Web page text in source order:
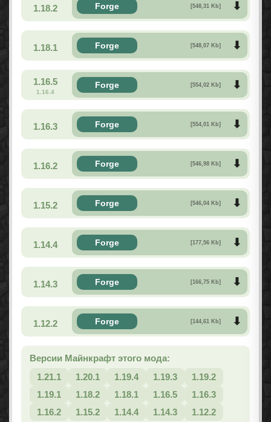
1.18.2 Forge [548,31 Kb]
1.18.1 Forge [548,07 Kb]
1.16.5
1.16.4
Forge [554,02 Kb]
1.16.3 Forge [554,01 Kb]
1.16.2 Forge [546,98 Kb]
1.15.2 Forge [546,04 Kb]
1.14.4 Forge [177,56 Kb]
1.14.3 Forge [166,75 Kb]
1.12.2 Forge [144,61 Kb]
Версии Майнкрафт этого мода:
1.21.1
1.20.1 1.19.4 1.19.3
1.19.2
1.19.1
1.18.2 1.18.1 1.16.5
1.16.3
1.16.2
1.15.2 1.14.4 1.14.3 1.12.2